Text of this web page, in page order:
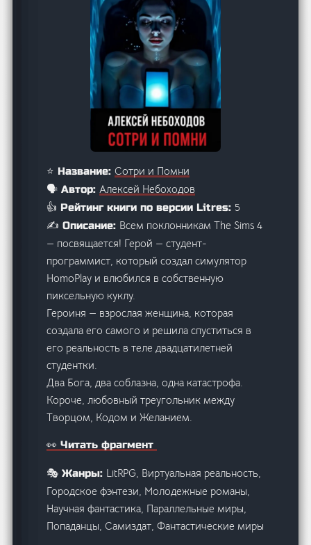
⭐ Название:Сотри и Помни
🗣️ Автор:Алексей Небоходов
👍 Рейтинг книги по версии Litres: 5
✍️ Описание: Всем поклонникам The Sims 4
— посвящается! Герой — студент-
программист, который создал симулятор
HomoPlay и влюбился в собственную
пиксельную куклу.
Героиня — взрослая женщина, которая
создала его самого и решила спуститься в
его реальность в теле двадцатилетней
студентки.
Два Бога, два соблазна, одна катастрофа.
Короче, любовный треугольник между
Творцом, Кодом и Желанием.
👀 Читать фрагмент
🎭 Жанры: LitRPG, Виртуальная реальность,
Городское фэнтези, Молодежные романы,
Научная фантастика, Параллельные миры,
Попаданцы, Самиздат, Фантастические миры